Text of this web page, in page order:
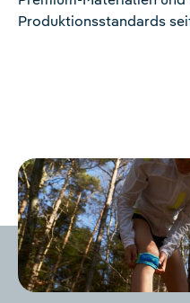
Produktionsstandards